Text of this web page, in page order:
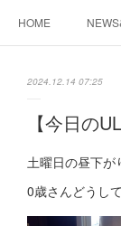
HOME
2024.12.14 07:25
【今日の
土曜日の昼下が
0歳さんどうし